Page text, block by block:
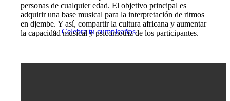
Celebra tu cumpleaños
personas de cualquier edad. El objetivo principal es
adquirir una base musical para la interpretación de ritmos
en djembe. Y así, compartir la cultura africana y aumentar
la capacidad musical y psicomotriz de los participantes.